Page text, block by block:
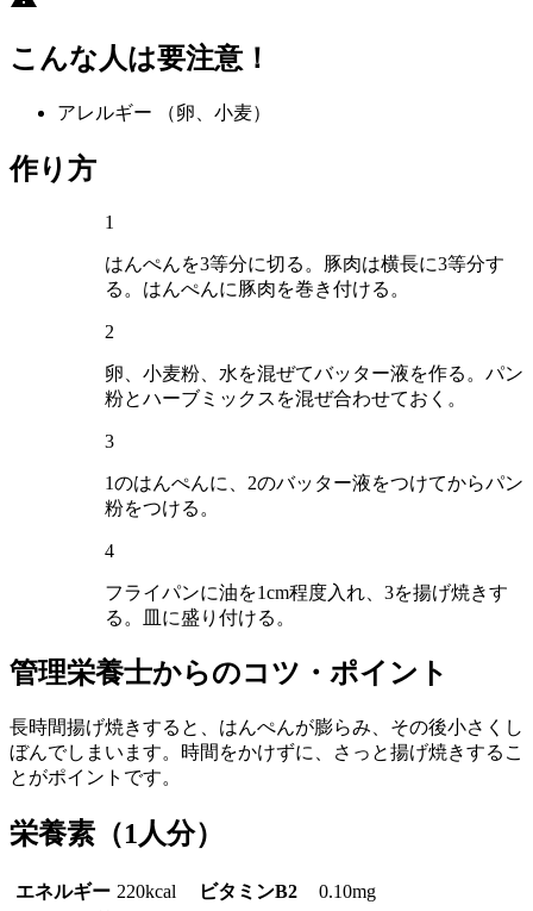
こんな人は要注意！
アレルギー （卵、小麦）
作り方
1
はんぺんを3等分に切る。豚肉は横長に3等分す
る。はんぺんに豚肉を巻き付ける。
2
卵、小麦粉、水を混ぜてバッター液を作る。パン
粉とハーブミックスを混ぜ合わせておく。
3
1のはんぺんに、2のバッター液をつけてからパン
粉をつける。
4
フライパンに油を1cm程度入れ、3を揚げ焼きす
る。皿に盛り付ける。
管理栄養士からのコツ・ポイント
長時間揚げ焼きすると、はんぺんが膨らみ、その後小さくし
ぼんでしまいます。時間をかけずに、さっと揚げ焼きするこ
とがポイントです。
栄養素 （1人分）
エネルギー 220kcal ビタミンB2 0.10mg